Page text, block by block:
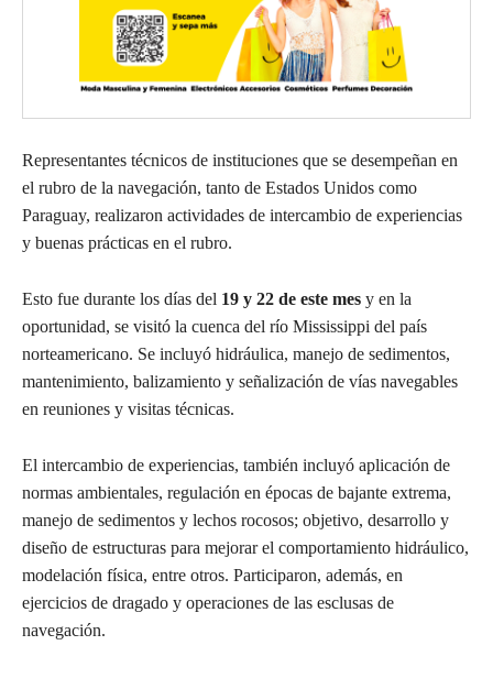
Representantes técnicos de instituciones que se desempeñan en
el rubro de la navegación, tanto de Estados Unidos como
Paraguay, realizaron actividades de intercambio de experiencias
y buenas prácticas en el rubro.
Esto fue durante los días del 19 y 22 de este mes y en la
oportunidad, se visitó la cuenca del río Mississippi del país
norteamericano. Se incluyó hidráulica, manejo de sedimentos,
mantenimiento, balizamiento y señalización de vías navegables
en reuniones y visitas técnicas.
El intercambio de experiencias, también incluyó aplicación de
normas ambientales, regulación en épocas de bajante extrema,
manejo de sedimentos y lechos rocosos; objetivo, desarrollo y
diseño de estructuras para mejorar el comportamiento hidráulico,
modelación física, entre otros. Participaron, además, en
ejercicios de dragado y operaciones de las esclusas de
navegación.